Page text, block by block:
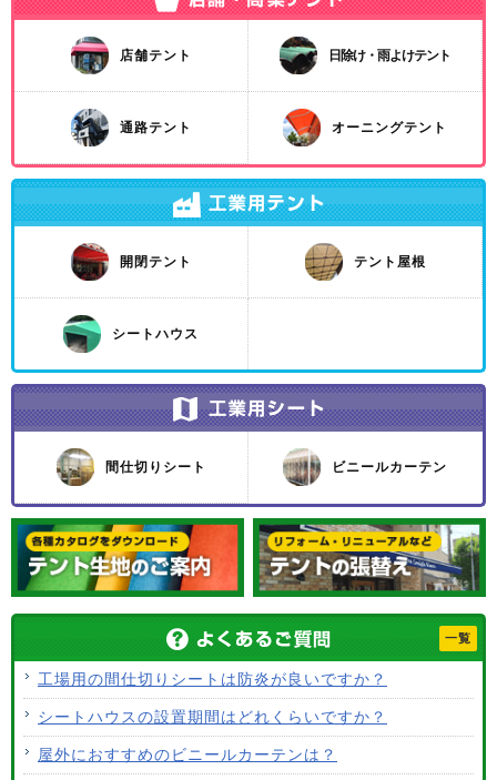
店舗テント 日除け・雨よけテント
通路テント オーニングテント
開閉テント テント屋根
シートハウス
間仕切りシート ビニールカーテン
一覧
工場用の間仕切りシートは防炎が良いですか？
シートハウスの設置期間はどれくらいですか？
屋外におすすめのビニールカーテンは？